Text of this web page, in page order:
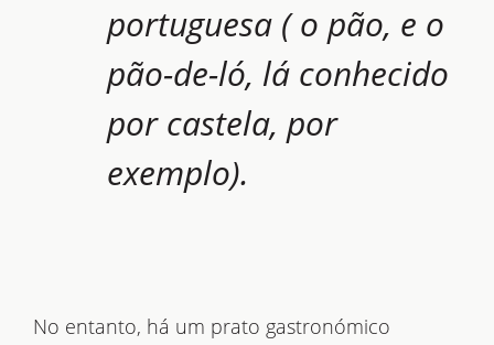
portuguesa ( o pão, e o
pão-de-ló, lá conhecido
por castela, por
exemplo).
No entanto, há um prato gastronómico